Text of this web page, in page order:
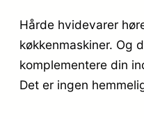
Hårde hvidevarer
køkkenmaskiner. Og
komplementere din
Det er ingen